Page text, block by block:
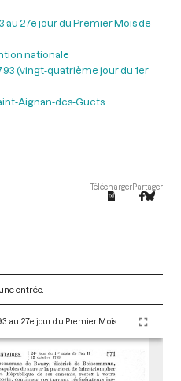
au 27e jour du Premier Mois de
nationale
(vingt-quatrième jour du 1er
Aignan-des-Guets
TéléchargerPartager
entrée.